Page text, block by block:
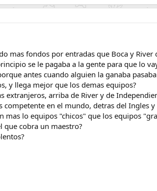
mas fondos por entradas que Boca y
se le pagaba a la gente para que lo
antes cuando alguien la ganaba
y llega mejor que los demas equipos?
extranjeros, arriba de River y de
competente en el mundo, detras del Ingles
mas lo equipos "chicos" que los equipos
cobra un maestro?